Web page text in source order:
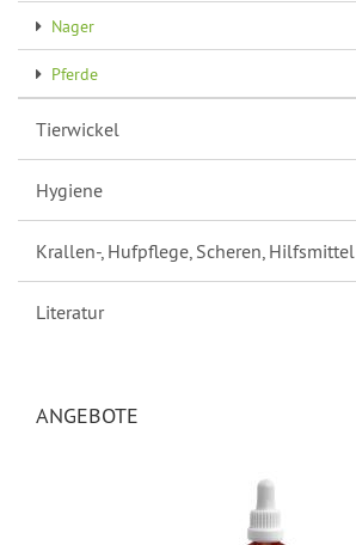
Nager
Pferde
Tierwickel
Hygiene
Krallen-, Hufpflege, Scheren, Hilfsmittel
Literatur
ANGEBOTE